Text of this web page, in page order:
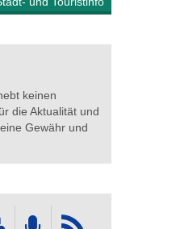
keinen
die Aktualität und
Gewähr und